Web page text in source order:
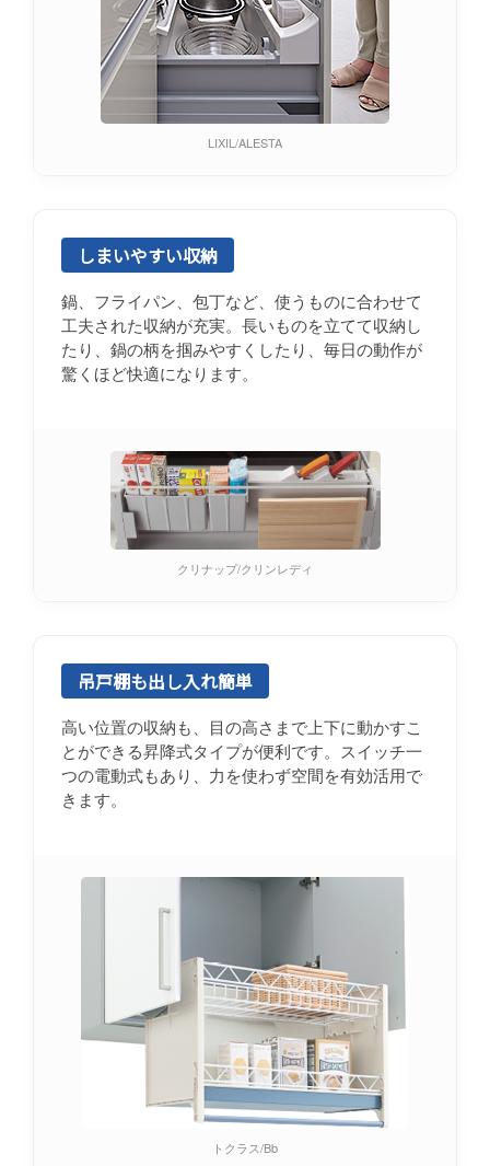
LIXIL/ALESTA
クリナップ/クリンレディ
しまいやすい収納
鍋、フライパン、包丁など、使うものに合わせて
工夫された収納が充実。長いものを立てて収納し
たり、鍋の柄を掴みやすくしたり、毎日の動作が
驚くほど快適になります。
吊戸棚も出し入れ簡単
高い位置の収納も、目の高さまで上下に動かすこ
とができる昇降式タイプが便利です。スイッチ一
つの電動式もあり、力を使わず空間を有効活用で
きます。
トクラス/Bb